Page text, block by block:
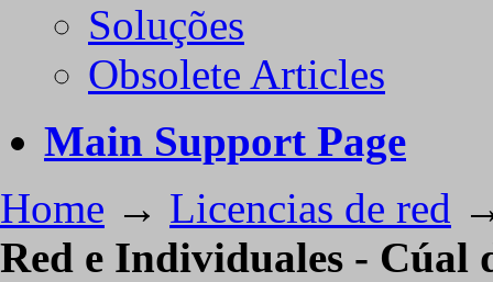
Soluções
Obsolete Articles
Main Support Page
Home → Licencias de red
Red e Individuales - Cúal